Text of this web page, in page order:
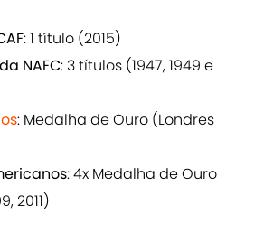
: 1 título (2015)
NAFC: 3 títulos (1947, 1949 e
: Medalha de Ouro (Londres
: 4x Medalha de Ouro
2011)